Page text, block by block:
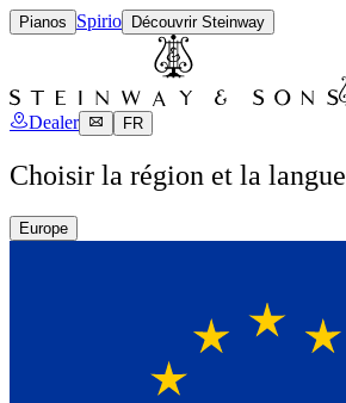
Pianos Spirio Découvrir Steinway
Dealer FR
Choisir la région et la langue
Europe